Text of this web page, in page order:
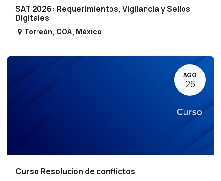
SAT 2026: Requerimientos, Vigilancia y Sellos
Digitales
Torreón COA México
AGO
26
Curso Resolución de conflictos